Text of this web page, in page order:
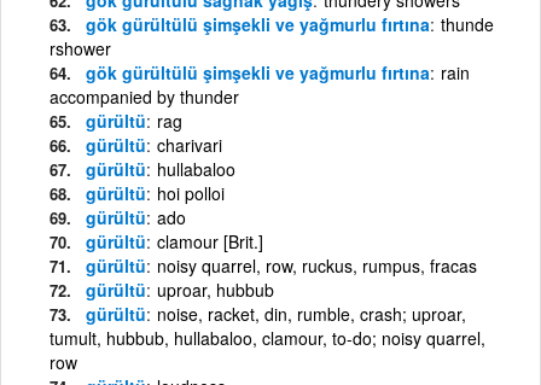
gök gürültülü şimşekli ve yağmurlu fırtına thunde
rshower
gök gürültülü şimşekli ve yağmurlu fırtına rain
accompanied by thunder
gürültü rag
gürültü charivari
gürültü hullabaloo
gürültü hoi polloi
gürültü ado
gürültü clamour [Brit.]
gürültü noisy quarrel, row, ruckus, rumpus, fracas
gürültü uproar, hubbub
gürültü noise, racket, din, rumble, crash; uproar,
tumult, hubbub, hullabaloo, clamour, to-do; noisy quarrel,
row